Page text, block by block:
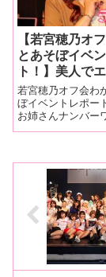
【若宮穂乃オ
とあそぼイベ
ト！】美人で
さん女優の若宮
ンと楽しく交
デンウイークに
出作り！
若宮穂乃オフ会わ
ぼイベントレポー
お姉さんナンバー
宮穂乃ちゃんが、
と楽しい時間を過
オシャレなジャケ
ース姿の穂乃